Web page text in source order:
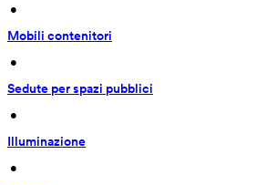
•
Mobili contenitori
•
Sedute per spazi pubblici
•
Illuminazione
•